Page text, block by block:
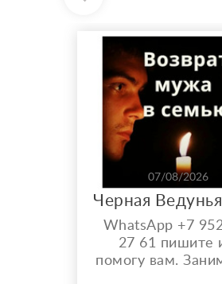
07/08/2026
WhatsApp +7
27 61 пишите
помогу вам.